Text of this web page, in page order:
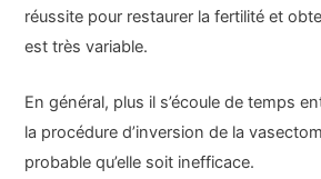
réussite pour restaurer la fertilité et
est très variable.
En général, plus il s’écoule de temps
la procédure d’inversion de la
probable qu’elle soit inefficace.